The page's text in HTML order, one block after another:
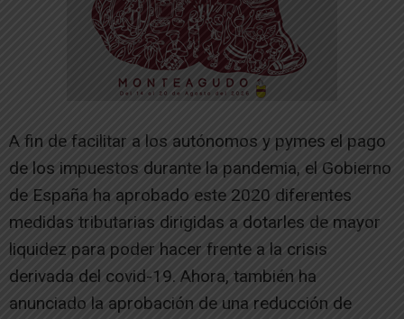
A fin de facilitar a los autónomos y pymes el pago
de los impuestos durante la pandemia, el Gobierno
de España ha aprobado este 2020 diferentes
medidas tributarias dirigidas a dotarles de mayor
liquidez para poder hacer frente a la crisis
derivada del covid-19. Ahora, también ha
anunciado la aprobación de una reducción de